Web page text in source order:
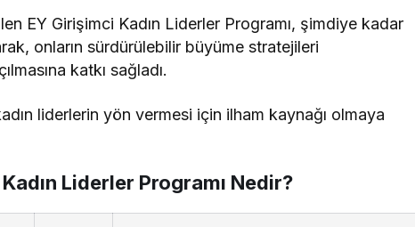
EY Girişimci Kadın Liderler Programı, şimdiye kadar
onların sürdürülebilir büyüme stratejileri
katkı sağladı.
liderlerin yön vermesi için ilham kaynağı olmaya
Liderler Programı Nedir?